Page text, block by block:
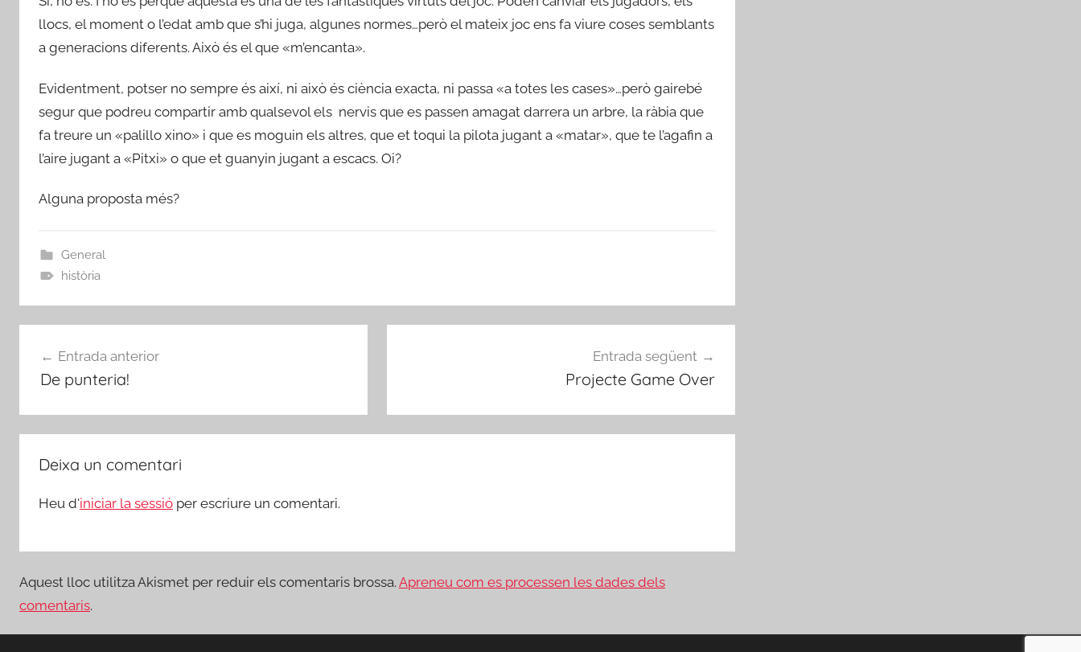
llocs, el moment o l’edat amb que s’hi juga, algunes normes…però el mateix joc ens fa viure coses semblants
a generacions diferents. Això és el que «m’encanta».
Evidentment, potser no sempre és així, ni això és ciència exacta, ni passa «a totes les cases»…però gairebé
segur que podreu compartir amb qualsevol els nervis que es passen amagat darrera un arbre, la ràbia que
fa treure un «palillo xino» i que es moguin els altres, que et toqui la pilota jugant a «matar», que te l’agafin a
l’aire jugant a «Pitxi» o que et guanyin jugant a escacs. Oi?
Alguna proposta més?
General
història
d'entrades
Entrada anterior
De punteria!
Entrada següent
Projecte Game Over
Deixa un comentari
Heu d'iniciar la sessió per escriure un comentari.
Aquest lloc utilitza Akismet per reduir els comentaris brossa. Apreneu com es processen les dades dels
comentaris.